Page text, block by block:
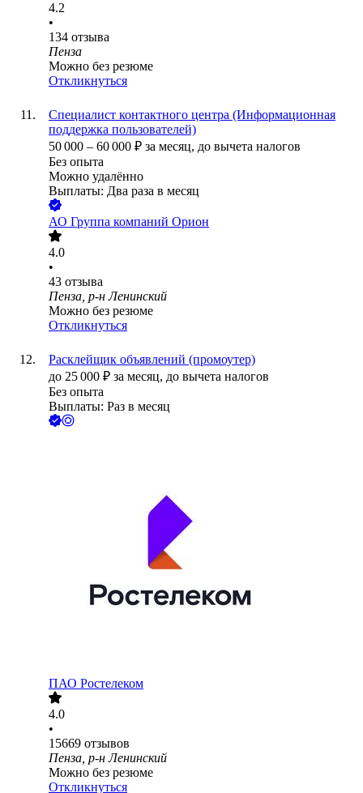
4.2
•
134 отзыва
Пенза
Можно без резюме
Откликнуться
Специалист контактного центра (Информационная
поддержка пользователей)
50 000 – 60 000 ₽ за месяц, до вычета налогов
Без опыта
Можно удалённо
Выплаты: Два раза в месяц
АО Группа компаний Орион
4.0
•
43 отзыва
Пенза, р-н Ленинский
Можно без резюме
Откликнуться
Расклейщик объявлений (промоутер)
до 25 000 ₽ за месяц, до вычета налогов
Без опыта
Выплаты: Раз в месяц
ПАО Ростелеком
4.0
•
15669 отзывов
Пенза, р-н Ленинский
Можно без резюме
Откликнуться